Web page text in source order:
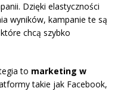
Dzięki elastyczności
wyników, kampanie te są
chcą szybko
to marketing w
takie jak Facebook,